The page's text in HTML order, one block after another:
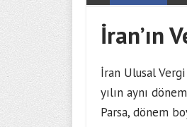
İran’ın
İran Ulusal
yılın aynı
Parsa, dönem